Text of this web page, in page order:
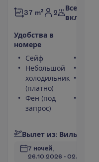
37 m² 2
Все
включено
Удобства в
номере
Сейф
Небольшой
холодильник
(платно)
Фен (под
запрос)
Вылет из: Виль
7 ночей,
26.10.2026 - 02.11.2026